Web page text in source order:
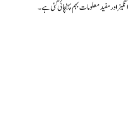
انگیز اور مفید معلومات بہم پہنچائی گئی ہے۔